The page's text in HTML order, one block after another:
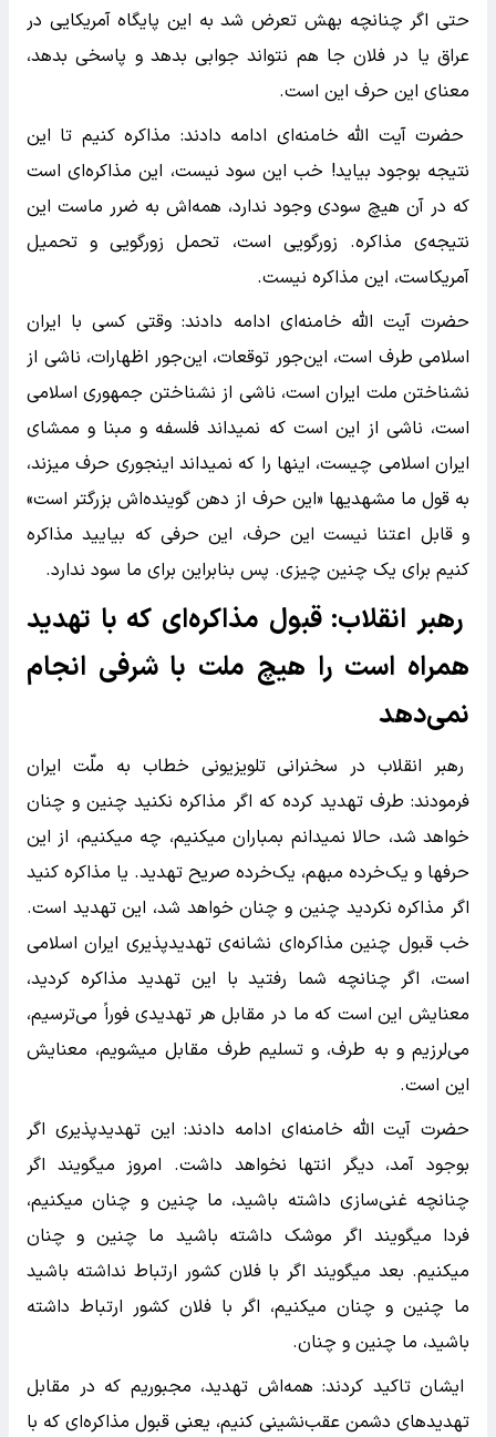
حتی اگر چنانچه بهش تعرض شد به این پایگاه آمریکایی در
عراق یا در فلان جا هم نتواند جوابی بدهد و پاسخی بدهد،
معنای این حرف این است.
حضرت آیت الله خامنه‌ای ادامه دادند: مذاکره کنیم تا این
نتیجه بوجود بیاید! خب این سود نیست، این مذاکره‌ای است
که در آن هیچ سودی وجود ندارد، همه‌اش به ضرر ماست این
نتیجه‌ی مذاکره. زورگویی است، تحمل زورگویی و تحمیل
آمریکاست، این مذاکره نیست.
حضرت آیت الله خامنه‌ای ادامه دادند: وقتی کسی با ایران
اسلامی طرف است، این‌جور توقعات، این‌جور اظهارات، ناشی از
نشناختن ملت ایران است، ناشی از نشناختن جمهوری اسلامی
است، ناشی از این است که نمیداند فلسفه و مبنا و ممشای
ایران اسلامی چیست،‌ اینها را که نمیداند اینجوری حرف میزند،
به قول ما مشهدیها «این حرف از دهن گوینده‌اش بزرگتر است»
و قابل اعتنا نیست این حرف، این حرفی که بیایید مذاکره
کنیم برای یک چنین چیزی. پس بنابراین برای ما سود ندارد.
رهبر انقلاب: قبول مذاکره‌ای که با تهدید
همراه است را هیچ ملت با شرفی انجام
نمی‌دهد
رهبر انقلاب در سخنرانی تلویزیونی خطاب به ملّت ایران
فرمودند: طرف تهدید کرده که اگر مذاکره نکنید چنین و چنان
خواهد شد، حالا نمیدانم بمباران میکنیم، چه میکنیم، از این
حرفها و یک‌خرده مبهم،‌ یک‌خرده صریح تهدید. یا مذاکره کنید
اگر مذاکره نکردید چنین و چنان خواهد شد، این تهدید است.
خب قبول چنین مذاکره‌ای نشانه‌ی تهدیدپذیری ایران اسلامی
است، اگر چنانچه شما رفتید با این تهدید مذاکره کردید،
معنایش این است که ما در مقابل هر تهدیدی فوراً می‌ترسیم،‌
می‌لرزیم و به طرف، و تسلیم طرف مقابل میشویم، معنایش
این است.
حضرت آیت الله خامنه‌ای ادامه دادند: این تهدیدپذیری اگر
بوجود آمد، دیگر انتها نخواهد داشت.‌ امروز میگویند اگر
چنانچه غنی‌سازی داشته باشید، ما چنین و چنان میکنیم،
فردا میگویند اگر موشک داشته باشید ما چنین و چنان
میکنیم.‌ بعد میگویند اگر با فلان کشور ارتباط نداشته باشید
ما چنین و چنان میکنیم، اگر با فلان کشور ارتباط داشته
باشید، ما چنین و چنان.
ایشان تاکید کردند: همه‌اش تهدید، مجبوریم که در مقابل
تهدیدهای دشمن عقب‌نشینی کنیم، یعنی قبول مذاکره‌ای که با